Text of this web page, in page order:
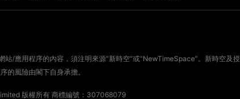
/應用程序的內容，須注明來源“新時空”或“NewTimeSpace”。新時空及
的風險由閣下自身承擔。
版權所有 商標編號：307068079